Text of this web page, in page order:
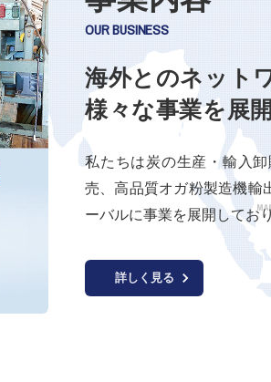
OUR BUSINESS
海外とのネット
様々な事業を展
私たちは炭の生産・輸入
売、高品質オガ粉製造機輸
ーバルに事業を展開してお
詳しく見る